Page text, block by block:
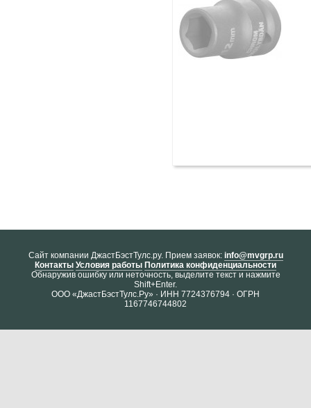
Cайт компании ДжастБэстТулс.ру. Прием заявок: info@mvgrp.ru
Контакты Условия работы Политика конфиденциальности
Обнаружив ошибку или неточность, выделите текст и нажмите
Shift+Enter.
ООО «ДжастБэстТулс.Ру» · ИНН 7724376794 · ОГРН
1167746744802